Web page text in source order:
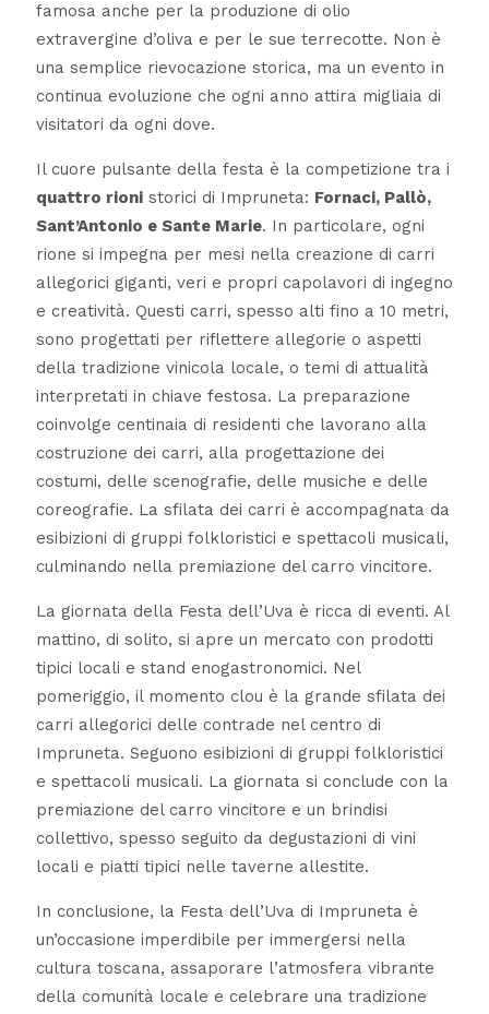
famosa anche per la produzione di olio
extravergine d’oliva e per le sue terrecotte. Non è
una semplice rievocazione storica, ma un evento in
continua evoluzione che ogni anno attira migliaia di
visitatori da ogni dove.
Il cuore pulsante della festa è la competizione tra i
quattro rionistorici di Impruneta: Fornaci, Pallò,
Sant’Antonio e Sante Marie. In particolare, ogni
rione si impegna per mesi nella creazione di carri
allegorici giganti, veri e propri capolavori di ingegno
e creatività. Questi carri, spesso alti fino a 10 metri,
sono progettati per riflettere allegorie o aspetti
della tradizione vinicola locale, o temi di attualità
interpretati in chiave festosa. La preparazione
coinvolge centinaia di residenti che lavorano alla
costruzione dei carri, alla progettazione dei
costumi, delle scenografie, delle musiche e delle
coreografie. La sfilata dei carri è accompagnata da
esibizioni di gruppi folkloristici e spettacoli musicali,
culminando nella premiazione del carro vincitore.
La giornata della Festa dell’Uva è ricca di eventi. Al
mattino, di solito, si apre un mercato con prodotti
tipici locali e stand enogastronomici. Nel
pomeriggio, il momento clou è la grande sfilata dei
carri allegorici delle contrade nel centro di
Impruneta. Seguono esibizioni di gruppi folkloristici
e spettacoli musicali. La giornata si conclude con la
premiazione del carro vincitore e un brindisi
collettivo, spesso seguito da degustazioni di vini
locali e piatti tipici nelle taverne allestite.
In conclusione, la Festa dell’Uva di Impruneta è
un’occasione imperdibile per immergersi nella
cultura toscana, assaporare l’atmosfera vibrante
della comunità locale e celebrare una tradizione